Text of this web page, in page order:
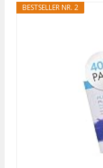
BESTSELLER NR. 2